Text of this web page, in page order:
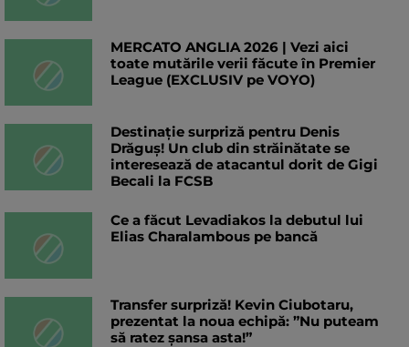
MERCATO ANGLIA 2026 | Vezi aici
toate mutările verii făcute în Premier
League (EXCLUSIV pe VOYO)
Destinație surpriză pentru Denis
Drăguș! Un club din străinătate se
interesează de atacantul dorit de Gigi
Becali la FCSB
Ce a făcut Levadiakos la debutul lui
Elias Charalambous pe bancă
Transfer surpriză! Kevin Ciubotaru,
prezentat la noua echipă: ”Nu puteam
să ratez șansa asta!”